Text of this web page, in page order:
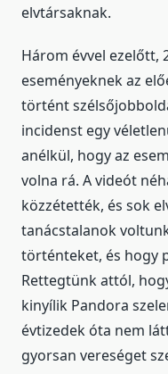
elvtársaknak.
Három évvel ezelőtt,
eseményeknek az
történt
incidenst egy
anélkül, hogy az
volna rá. A videót
közzétették, és sok
tanácstalanok
történteket, és hogy
Rettegtünk attól,
kinyílik Pandora
évtizedek óta nem
gyorsan vereséget